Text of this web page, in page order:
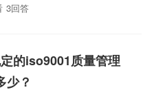
3回答
的iso9001质量管理
少？